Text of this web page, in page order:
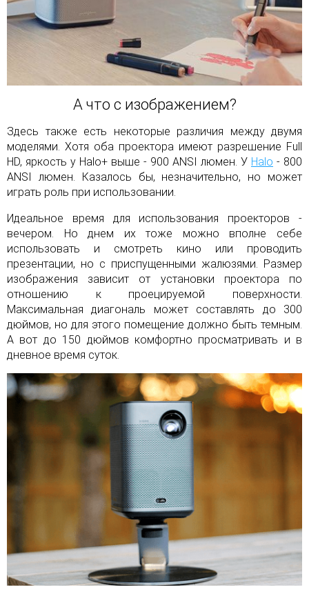
А что с изображением?
Здесь также есть некоторые различия между двумя
моделями. Хотя оба проектора имеют разрешение Full
HD, яркость у Halo+ выше - 900 ANSI люмен. У Halo - 800
ANSI люмен. Казалось бы, незначительно, но может
играть роль при использовании.
Идеальное время для использования проекторов -
вечером. Но днем их тоже можно вполне себе
использовать и смотреть кино или проводить
презентации, но с приспущенными жалюзями. Размер
изображения зависит от установки проектора по
отношению к проецируемой поверхности.
Максимальная диагональ может составлять до 300
дюймов, но для этого помещение должно быть темным.
А вот до 150 дюймов комфортно просматривать и в
дневное время суток.